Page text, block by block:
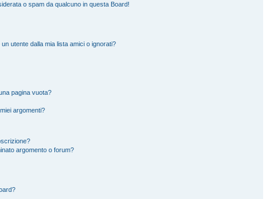
o spam da qualcuno in questa Board!
utente dalla mia lista amici o ignorati?
pagina vuota?
argomenti?
argomento o forum?